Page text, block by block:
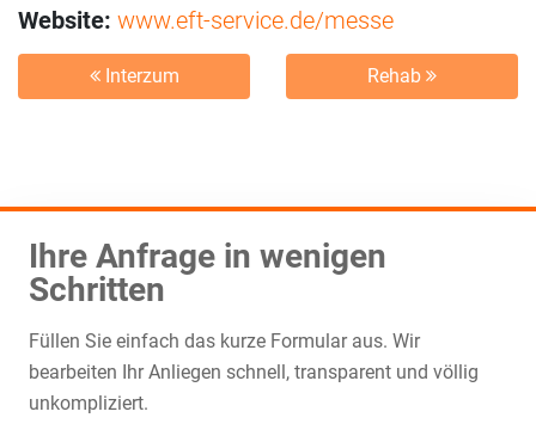
Website: www.eft-service.de/messe
Interzum Rehab
Ihre Anfrage in wenigen
Schritten
Füllen Sie einfach das kurze Formular aus. Wir
bearbeiten Ihr Anliegen schnell, transparent und völlig
unkompliziert.